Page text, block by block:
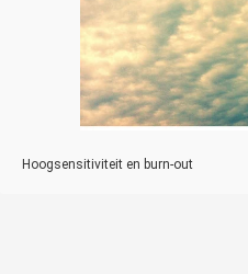
Hoogsensitiviteit en burn-out